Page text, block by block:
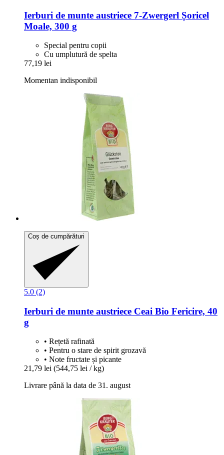
Ierburi de munte austriece 7-​Zwergerl Șoricel
Moale, 300 g
Special pentru copii
Cu umplutură de spelta
77,19 lei
Momentan indisponibil
Coș de cumpărături
5.0 (2)
Ierburi de munte austriece Ceai Bio Fericire, 40
g
• Rețetă rafinată
• Pentru o stare de spirit grozavă
• Note fructate și picante
21,79 lei (544,75 lei / kg)
Livrare până la data de 31. august